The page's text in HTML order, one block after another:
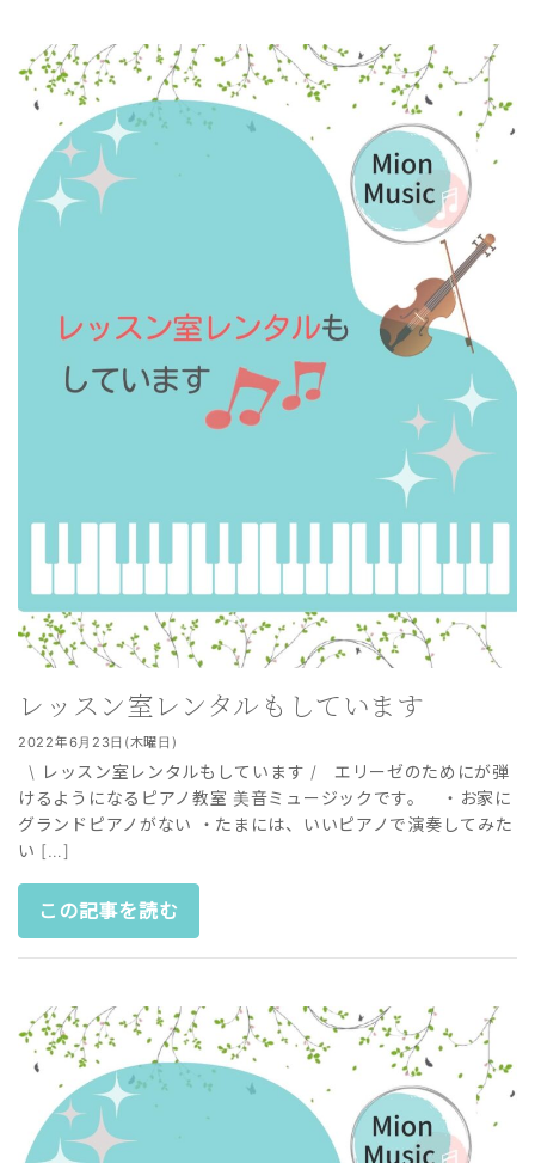
レッスン室レンタルもしています
2022年6月23日(木曜日)
\ レッスン室レンタルもしています / エリーゼのためにが弾
けるようになるピアノ教室 美音ミュージックです。 ・お家に
グランドピアノがない ・たまには、いいピアノで演奏してみた
い […]
この記事を読む